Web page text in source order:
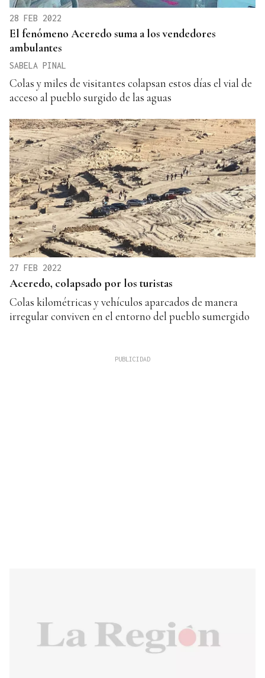
28 FEB 2022
El fenómeno Aceredo suma a los vendedores
ambulantes
SABELA PINAL
Colas y miles de visitantes colapsan estos días el vial de
acceso al pueblo surgido de las aguas
27 FEB 2022
Aceredo, colapsado por los turistas
Colas kilométricas y vehículos aparcados de manera
irregular conviven en el entorno del pueblo sumergido